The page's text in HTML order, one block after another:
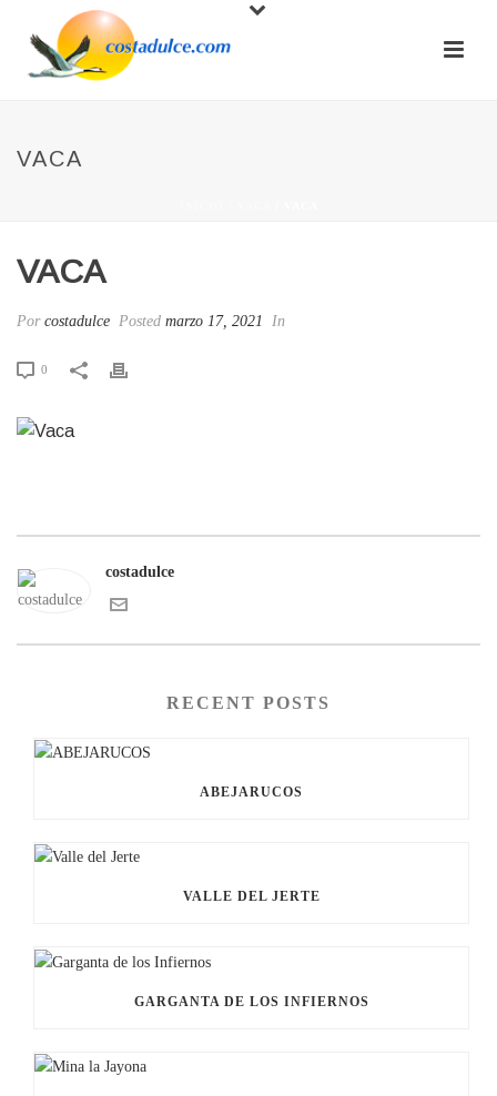
VACA
VACA
Por costadulce Posted marzo 17, 2021 In
0
costadulce
RECENT POSTS
ABEJARUCOS
VALLE DEL JERTE
GARGANTA DE LOS INFIERNOS